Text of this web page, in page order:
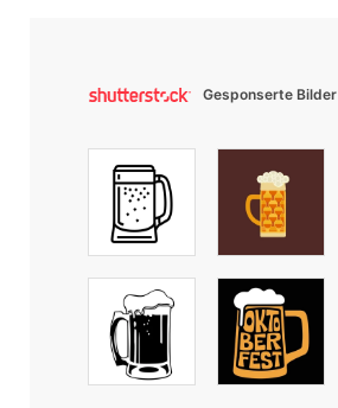
Gesponserte Bilder